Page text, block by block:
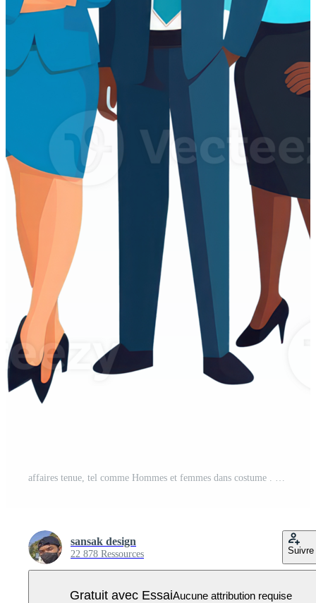
affaires tenue, tel comme Hommes et femmes dans costume . ai généré PNG Pro
sansak design
22 878 Ressources Suivre
Gratuit avec EssaiAucune attribution requise